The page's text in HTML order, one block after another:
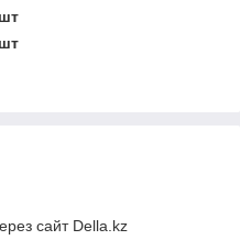
сайт Della.kz